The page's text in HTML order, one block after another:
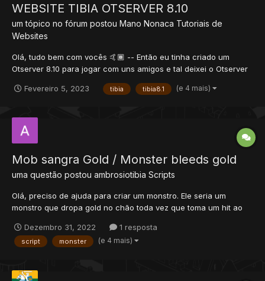
WEBSITE TIBIA OTSERVER 8.10
um tópico no fórum postou Mano Nonaca Tutoriais de
Websites
Olá, tudo bem com vocês 🤙🏾 -- Então eu tinha criado um
Otserver 8.10 para jogar com uns amigos e tal deixei o Otserver
que não acho um Tutorial Alguém Poderia me Ajudar por Favor
Fevereiro 5, 2023 tibia tibia8.1 (e 4 mais)
Mob sangra Gold / Monster bleeds gold
uma questão postou ambrosiotibia Scripts
Olá, preciso de ajuda para criar um monstro. Ele seria um
monstro que dropa gold no chão toda vez que toma um hit ao
0-5 platinum coin Por exemplo um goblin, toda vez que ele
apanhar, vai "sangrar" gold no chão e além...
Dezembro 31, 2022 1 resposta
script monster (e 4 mais)